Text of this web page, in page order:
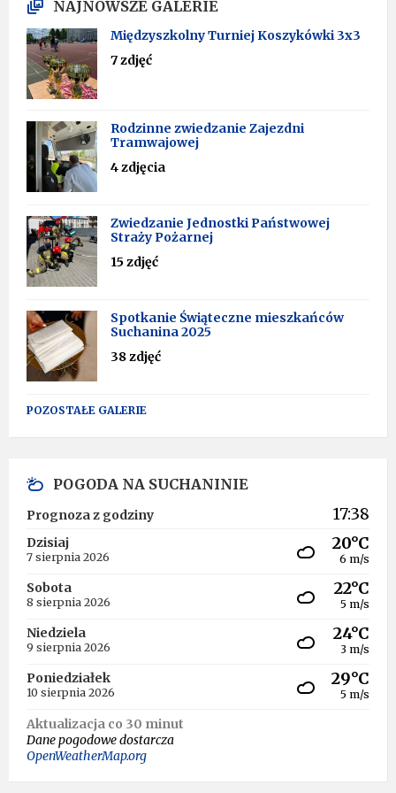
NAJNOWSZE GALERIE
Międzyszkolny Turniej Koszykówki 3x3
7 zdjęć
Rodzinne zwiedzanie Zajezdni
Tramwajowej
4 zdjęcia
Zwiedzanie Jednostki Państwowej
Straży Pożarnej
15 zdjęć
Spotkanie Świąteczne mieszkańców
Suchanina 2025
38 zdjęć
POZOSTAŁE GALERIE
POGODA NA SUCHANINIE
Prognoza z godziny 17:38
Dzisiaj
7 sierpnia 2026
20°C
6 m/s
Sobota
8 sierpnia 2026
22°C
5 m/s
Niedziela
9 sierpnia 2026
24°C
3 m/s
Poniedziałek
10 sierpnia 2026
29°C
5 m/s
Aktualizacja co 30 minut
Dane pogodowe dostarcza
OpenWeatherMap.org